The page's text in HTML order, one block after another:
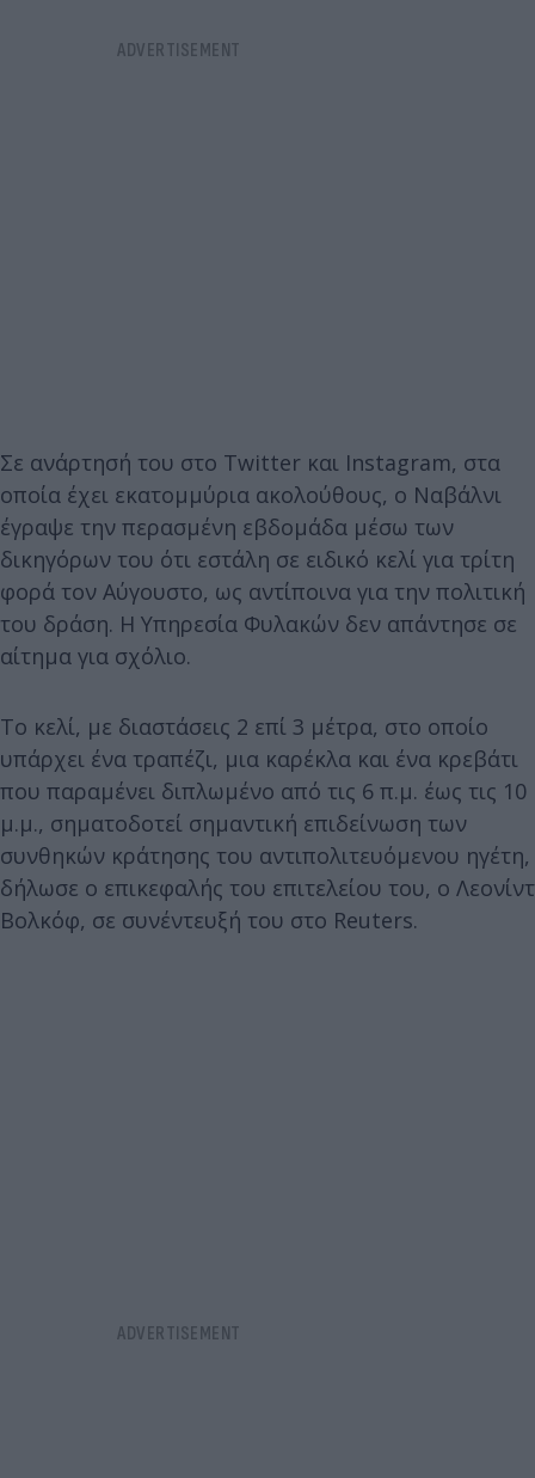
Σε ανάρτησή του στο Twitter και Instagram, στα
οποία έχει εκατομμύρια ακολούθους, ο Ναβάλνι
έγραψε την περασμένη εβδομάδα μέσω των
δικηγόρων του ότι εστάλη σε ειδικό κελί για τρίτη
φορά τον Αύγουστο, ως αντίποινα για την πολιτική
του δράση. Η Υπηρεσία Φυλακών δεν απάντησε σε
αίτημα για σχόλιο.
Το κελί, με διαστάσεις 2 επί 3 μέτρα, στο οποίο
υπάρχει ένα τραπέζι, μια καρέκλα και ένα κρεβάτι
που παραμένει διπλωμένο από τις 6 π.μ. έως τις 10
μ.μ., σηματοδοτεί σημαντική επιδείνωση των
συνθηκών κράτησης του αντιπολιτευόμενου ηγέτη,
δήλωσε ο επικεφαλής του επιτελείου του, ο Λεονίντ
Βολκόφ, σε συνέντευξή του στο Reuters.